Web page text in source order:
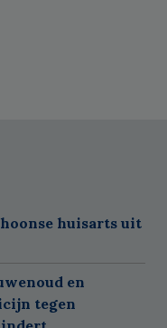
huisarts uit
en
tegen